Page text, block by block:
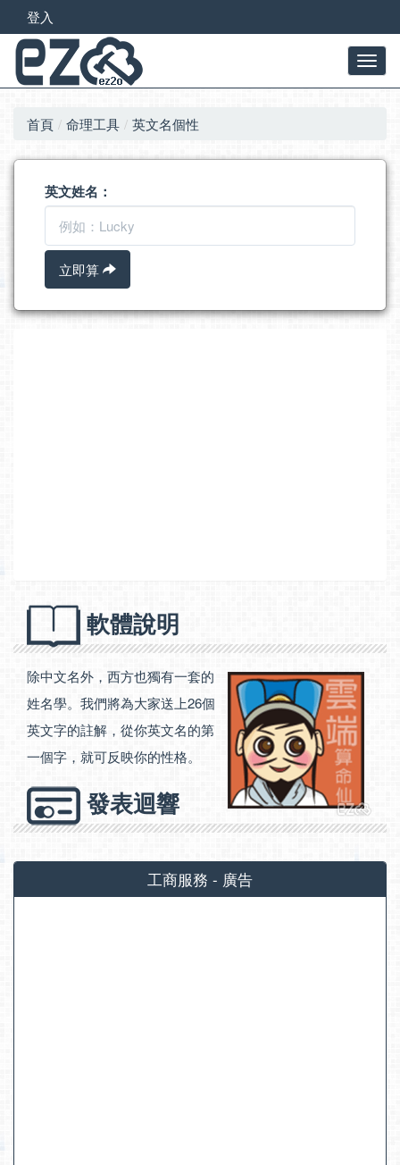
登入
首頁 命理工具 英文名個性
英文姓名：
立即算
軟體說明
除中文名外，西方也獨有一套的
姓名學。我們將為大家送上26個
英文字的註解，從你英文名的第
一個字，就可反映你的性格。
發表迴響
工商服務 - 廣告